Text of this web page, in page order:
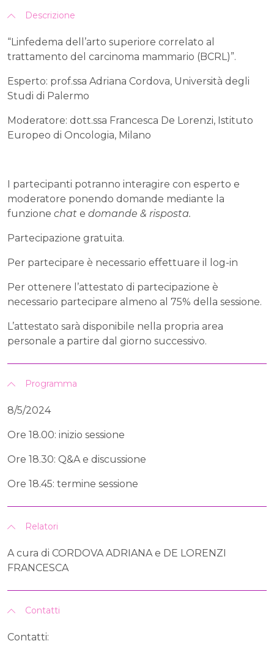
Descrizione
“Linfedema dell’arto superiore correlato al
trattamento del carcinoma mammario (BCRL)”.
Esperto: prof.ssa Adriana Cordova, Università degli
Studi di Palermo
Moderatore: dott.ssa Francesca De Lorenzi, Istituto
Europeo di Oncologia, Milano
I partecipanti potranno interagire con esperto e
moderatore ponendo domande mediante la
funzione chat e domande & risposta.
Partecipazione gratuita.
Per partecipare è necessario effettuare il log-in
Per ottenere l’attestato di partecipazione è
necessario partecipare almeno al 75% della sessione.
L’attestato sarà disponibile nella propria area
personale a partire dal giorno successivo.
Programma
8/5/2024
Ore 18.00: inizio sessione
Ore 18.30: Q&A e discussione
Ore 18.45: termine sessione
Relatori
A cura di CORDOVA ADRIANA e DE LORENZI
FRANCESCA
Contatti
Contatti: